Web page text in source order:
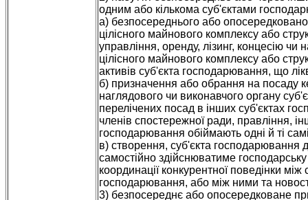
одним або кількома суб'єктами
а) безпосереднього або
цілісного майнового комплексу або
управління, оренду, лізинг, концесію
цілісного майнового комплексу або
активів суб'єкта господарювання, що
б) призначення або обрання на посаду
наглядового чи виконавчого органу
перелічених посад в інших суб'єктах
членів спостережної ради, правління,
господарювання обіймають одні й ті
в) створення, суб'єкта господарювання
самостійно здійснюватиме
координації конкурентної поведінки
господарювання, або між ними та
3) безпосереднє або опосередковане